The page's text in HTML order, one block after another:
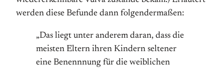
werden diese Befunde dann folgendermaßen:
„Das liegt unter anderem daran, dass die
meisten Eltern ihren Kindern seltener
eine Benennnung für die weiblichen